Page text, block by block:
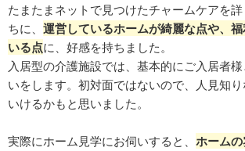
たまたまネットで見つけたチャームケアを
ちに、 運営しているホームが綺麗な点や、
いる点に、好感を持ちました。
入居型の介護施設では、基本的にご入居者
いをします。初対面ではないので、人見知
いけるかもと思いました。
実際にホーム見学にお伺いすると、 ホーム